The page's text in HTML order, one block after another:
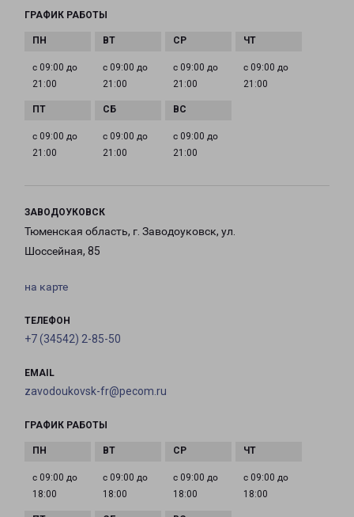
ГРАФИК РАБОТЫ
с 09:00 до
21:00
с 09:00 до
21:00
с 09:00 до
21:00
с 09:00 до
21:00
с 09:00 до
21:00
с 09:00 до
21:00
с 09:00 до
21:00
ЗАВОДОУКОВСК
Тюменская область, г. Заводоуковск, ул.
Шоссейная, 85
на карте
ТЕЛЕФОН
+7 (34542) 2-85-50
EMAIL
zavodoukovsk-fr@pecom.ru
ГРАФИК РАБОТЫ
с 09:00 до
18:00
с 09:00 до
18:00
с 09:00 до
18:00
с 09:00 до
18:00